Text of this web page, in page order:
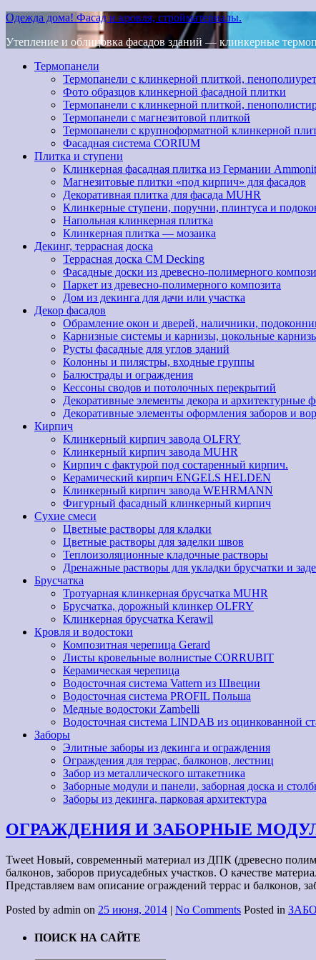
Одежда дома! Фасад и кровля, стройматериалы.
Утепление и облицовка фасадов зданий — клинкерные
Термопанели
Термопанели с клинкерной плиткой,
Фото образцов клинкерной фасадной плитки
Термопанели с клинкерной плиткой,
Термопанели с магнезитовой плиткой
Термопанели с крупноформатной клинкерной
Фасадная система CORIUM
Плитка и ступени
Клинкерная фасадная плитка из Германии
Магнезитовые плитки «под кирпич» для фасадов
Декоративная плитка для фасада MUHR
Клинкерные ступени, поручни, плинтуса и
Напольная клинкерная плитка
Клинкерная плитка — мозаика
Декинг, террасная доска
Террасная доска CM Decking
Фасадные доски из древесно-полимерного
Паркет из древесно-полимерного композита
Дом из декинга для дачи или участка
Декор фасадов
Обрамление окон и дверей, наличники,
Карнизные системы и карнизы, цокольные
Русты фасадные для углов зданий
Колонны и пилястры, входные группы
Балюстрады и ограждения
Кессоны сводов и потолочных перекрытий
Декоративные элементы декора и архитектурные
Декоративные элементы оформления заборов и
Кирпич
Клинкерный кирпич завода OLFRY
Клинкерный кирпич завода MUHR
Кирпич с фактурой под состаренный кирпич.
Керамический кирпич ENGELS HELDEN
Клинкерный кирпич завода WEHRMANN
Фигурный фасадный клинкерный кирпич
Сухие смеси
Цветные растворы для кладки
Цветные растворы для заделки швов
Теплоизоляционные кладочные растворы
Дренажные растворы для укладки брусчатки и
Брусчатка
Тротуарная клинкерная брусчатка MUHR
Брусчатка, дорожный клинкер OLFRY
Клинкерная брусчатка Kerawil
Кровля и водостоки
Композитная черепица Gerard
Листы кровельные волнистые CORRUBIT
Керамическая черепица
Водосточная система Vattern из Швеции
Водосточная система PROFIL Польша
Медные водостоки Zambelli
Водосточная система LINDAB из оцинкованной
Заборы
Элитные заборы из декинга и ограждения
Ограждения для террас, балконов, лестниц
Забор из металлического штакетника
Заборные модули и панели, заборная доска и
Заборы из декинга, парковая архитектура
ОГРАЖДЕНИЯ И ЗАБОРНЫЕ
Tweet Новый, современный материал из ДПК (древесно
балконов, заборов приусадебных участков. О качестве
Представляем вам описание ограждений террас и балконов,
Posted by admin on 25 июня, 2014 | No Comments Posted in
ПОИСК НА САЙТЕ